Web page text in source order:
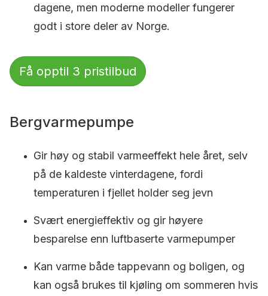
dagene, men moderne modeller fungerer
godt i store deler av Norge.
Få opptil 3 pristilbud
Bergvarmepumpe
Gir høy og stabil varmeeffekt hele året, selv
på de kaldeste vinterdagene, fordi
temperaturen i fjellet holder seg jevn
Svært energieffektiv og gir høyere
besparelse enn luftbaserte varmepumper
Kan varme både tappevann og boligen, og
kan også brukes til kjøling om sommeren hvis